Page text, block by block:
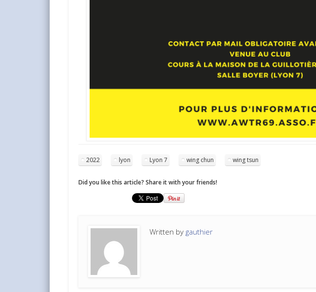
2022 lyon Lyon 7 wing chun wing tsun
Did you like this article? Share it with your friends!
Written by gauthier